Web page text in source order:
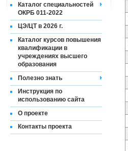
Каталог специальностей
ОКРБ 011-2022
ЦЭ/ЦТ в 2026 г.
Каталог курсов повышения
квалификации в
учреждениях высшего
образования
Полезно знать
Инструкция по
использованию сайта
О проекте
Контакты проекта